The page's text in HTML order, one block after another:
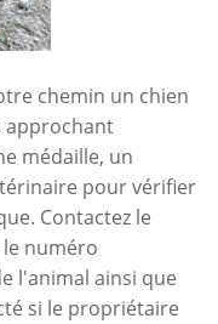
chemin un chien
approchant
médaille, un
pour vérifier
Contactez le
numéro
l'animal ainsi que
si le propriétaire